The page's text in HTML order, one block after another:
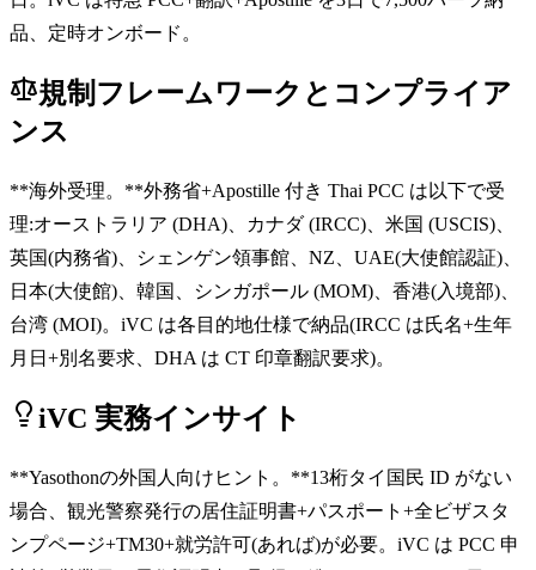
品、定時オンボード。
規制フレームワークとコンプライア
ンス
**海外受理。**外務省+Apostille 付き Thai PCC は以下で受
理:オーストラリア (DHA)、カナダ (IRCC)、米国 (USCIS)、
英国(内務省)、シェンゲン領事館、NZ、UAE(大使館認証)、
日本(大使館)、韓国、シンガポール (MOM)、香港(入境部)、
台湾 (MOI)。iVC は各目的地仕様で納品(IRCC は氏名+生年
月日+別名要求、DHA は CT 印章翻訳要求)。
iVC 実務インサイト
**Yasothonの外国人向けヒント。**13桁タイ国民 ID がない
場合、観光警察発行の居住証明書+パスポート+全ビザスタ
ンプページ+TM30+就労許可(あれば)が必要。iVC は PCC 申